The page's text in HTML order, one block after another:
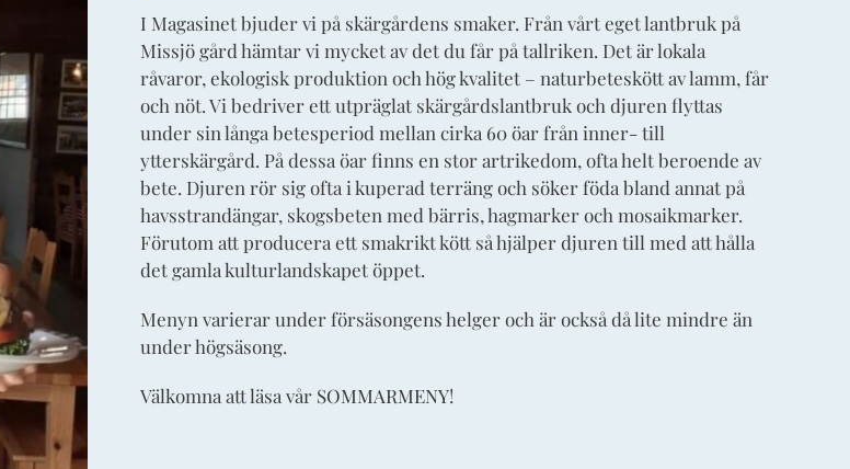
I Magasinet bjuder vi på skärgårdens smaker. Från vårt eget lantbruk på
Missjö gård hämtar vi mycket av det du får på tallriken. Det är lokala
råvaror, ekologisk produktion och hög kvalitet – naturbeteskött av lamm, får
och nöt. Vi bedriver ett utpräglat skärgårdslantbruk och djuren flyttas
under sin långa betesperiod mellan cirka 60 öar från inner- till
ytterskärgård. På dessa öar finns en stor artrikedom, ofta helt beroende av
bete. Djuren rör sig ofta i kuperad terräng och söker föda bland annat på
havsstrandängar, skogsbeten med bärris, hagmarker och mosaikmarker.
Förutom att producera ett smakrikt kött så hjälper djuren till med att hålla
det gamla kulturlandskapet öppet.
Menyn varierar under försäsongens helger och är också då lite mindre än
under högsäsong.
Välkomna att läsa vår SOMMARMENY!